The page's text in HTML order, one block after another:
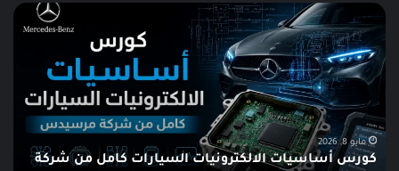
كورس
أساسيات
الالكترونيات
السيارات
كامل
من
شركة
مرسيدس
مايو 8, 2026
كورس أساسيات الالكترونيات السيارات كامل من شركة